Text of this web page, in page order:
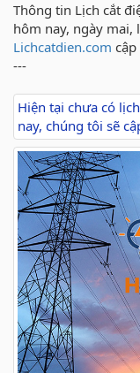
Thông tin Lịch cắt
hôm nay, ngày
Lichcatdien.com
---
Hiện tại chưa có
nay, chúng tôi sẽ